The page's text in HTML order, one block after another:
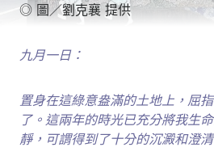
◎ 圖／劉克襄 提供
九月一日：
置身在這綠意盎滿的土地上，屈
了。這兩年的時光已充分將我生
靜，可謂得到了十分的沉澱和澄清